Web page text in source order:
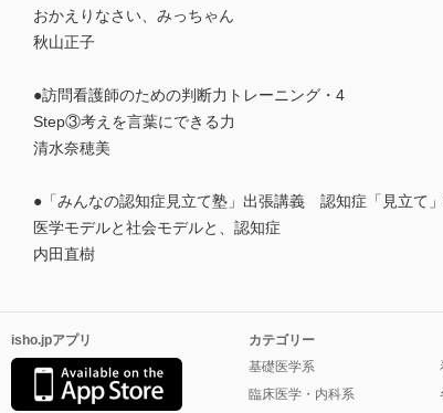
おかえりなさい、みっちゃん
秋山正子
●訪問看護師のための判断力トレーニング・4
Step③考えを言葉にできる力
清水奈穂美
●「みんなの認知症見立て塾」出張講義 認知症「見立て
医学モデルと社会モデルと、認知症
内田直樹
isho.jpアプリ
カテゴリー
基礎医学系
臨床医学・内科系